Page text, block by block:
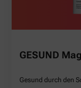
GESUND
Gesund durch den